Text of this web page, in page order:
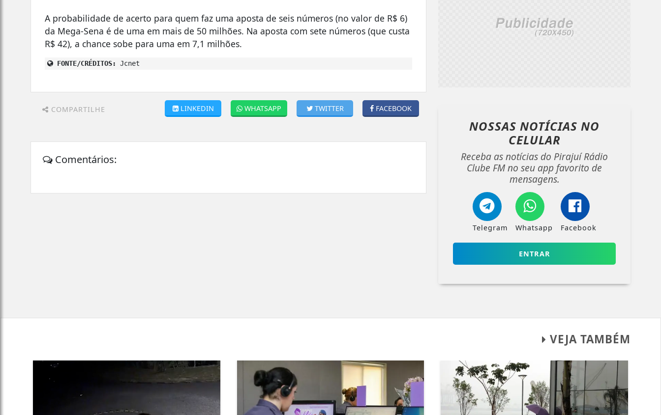
A probabilidade de acerto para quem faz uma aposta de seis números (no valor de R$ 6)
da Mega-Sena é de uma em mais de 50 milhões. Na aposta com sete números (que custa
R$ 42), a chance sobe para uma em 7,1 milhões.
FONTE/CRÉDITOS: Jcnet
COMPARTILHE FACEBOOK
TWITTER
WHATSAPP
LINKEDIN
Comentários:
NOSSAS NOTÍCIASNO
CELULAR
Receba as notícias do Pirajuí Rádio
Clube FM no seu app favorito de
mensagens.
Telegram Whatsapp Facebook
ENTRAR
VEJA TAMBÉM